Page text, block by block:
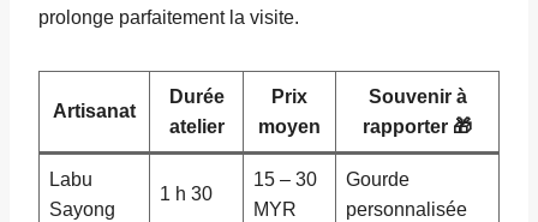
prolonge parfaitement la visite.
Artisanat
Durée
atelier
Prix
moyen
Souvenir à
rapporter 🎁
Labu
Sayong
1 h 30
15 – 30
MYR
Gourde
personnalisée